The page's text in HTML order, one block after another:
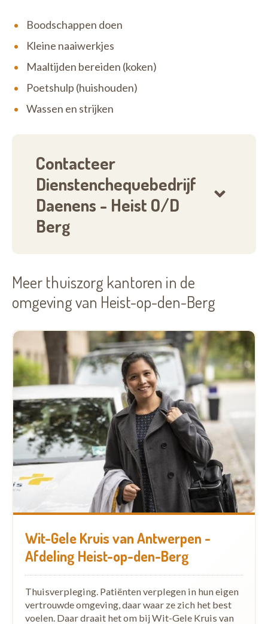
Boodschappen doen
Kleine naaiwerkjes
Maaltijden bereiden (koken)
Poetshulp (huishouden)
Wassen en strijken
Contacteer
Dienstenchequebedrijf
Daenens - Heist O/D
Berg
Meer thuiszorg kantoren in de
omgeving van Heist-op-den-Berg
Wit-Gele Kruis van Antwerpen -
Afdeling Heist-op-den-Berg
Thuisverpleging. Patiënten verplegen in hun eigen
vertrouwde omgeving, daar waar ze zich het best
voelen. Daar draait het om bij Wit-Gele Kruis van